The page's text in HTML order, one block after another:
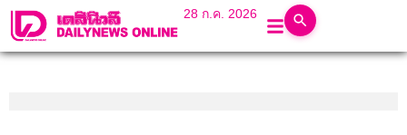
28 ก.ค. 2026